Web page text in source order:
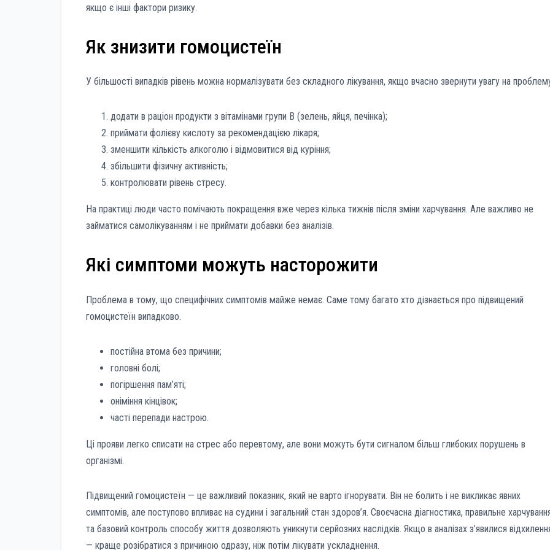
якщо є інші фактори ризику.
Як знизити гомоцистеїн
У більшості випадків рівень можна нормалізувати без складного лікування, якщо вчасно звернути увагу на
додати в раціон продукти з вітамінами групи B (зелень, яйця, печінка);
приймати фолієву кислоту за рекомендацією лікаря;
зменшити кількість алкоголю і відмовитися від куріння;
збільшити фізичну активність;
контролювати рівень стресу.
На практиці люди часто помічають покращення вже через кілька тижнів після зміни харчування. Але важливо не
займатися самолікуванням і не приймати добавки без аналізів.
Які симптоми можуть насторожити
Проблема в тому, що специфічних симптомів майже немає. Саме тому багато хто дізнається про підвищений
гомоцистеїн випадково.
постійна втома без причини;
головні болі;
погіршення пам’яті;
оніміння кінцівок;
часті перепади настрою.
Ці прояви легко списати на стрес або перевтому, але вони можуть бути сигналом більш глибоких порушень в
організмі.
Підвищений гомоцистеїн — це важливий показник, який не варто ігнорувати. Він не болить і не викликає явних
симптомів, але поступово впливає на судини і загальний стан здоров’я. Своєчасна діагностика, правильне
та базовий контроль способу життя дозволяють уникнути серйозних наслідків. Якщо в аналізах з’явилися
— краще розібратися з причиною одразу, ніж потім лікувати ускладнення.